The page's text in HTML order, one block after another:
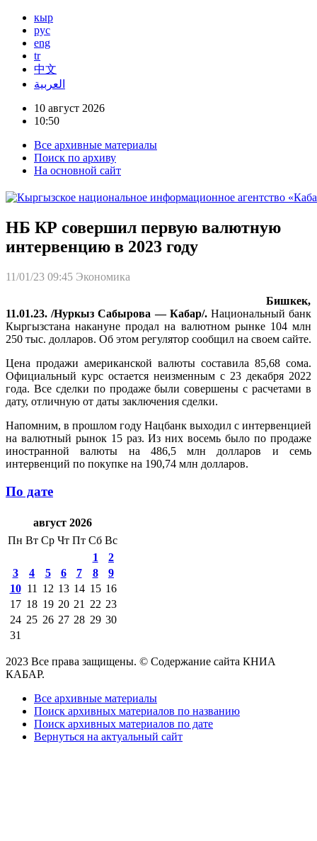
кыр
рус
eng
tr
中文
العربية
10 август 2026
10:50
Все архивные материалы
Поиск по архиву
На основной сайт
НБ КР совершил первую валютную
интервенцию в 2023 году
11/01/23 09:45 Экономика
Бишкек,
11.01.23. /Нуркыз Сабырова — Кабар/.Национальный банк
Кыргызстана накануне продал на валютном рынке 104 млн
250 тыс. долларов. Об этом регулятор сообщил на своем сайте.
Цена продажи американской валюты составила 85,68 сома.
Официальный курс остается неизменным с 23 декабря 2022
года. Все сделки по продаже были совершены с расчетами в
дату, отличную от даты заключения сделки.
Напомним, в прошлом году Нацбанк выходил с интервенцией
на валютный рынок 15 раз. Из них восемь было по продаже
иностранной валюты на 486,5 млн долларов и семь
интервенций по покупке на 190,74 млн долларов.
По дате
август 2026
Пн Вт Ср Чт Пт Сб Вс
1
2
3
4 5 6 7 8
9
10 11 12 13 14 15 16
17 18 19 20 21 22 23
24 25 26 27 28 29 30
31
2023 Все права защищены. © Содержание сайта КНИА
КАБАР.
Все архивные материалы
Поиск архивных материалов по названию
Поиск архивных материалов по дате
Вернуться на актуальный сайт